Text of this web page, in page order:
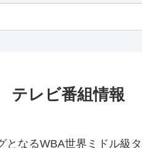
レビ番組情報
なるWBA世界ミドル級